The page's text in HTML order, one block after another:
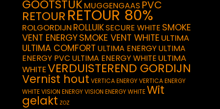
GOOTSTUKMUGGENGAAS PVC
RETOUR RETOUR 80%
ROLGORDIJN ROLLUIKSECURE WHITE SMOKE
VENT ENERGYSMOKE VENT WHITE ULTIMA
ULTIMA COMFORT ULTIMA ENERGYULTIMA
ENERGY PVC ULTIMA ENERGY WHITE ULTIMA
WHITEVERDUISTEREND GORDIJN
Vernist hout VERTICA ENERGYVERTICA ENERGY
WHITEVISION ENERGYVISION ENERGY WHITEWit
gelakt ZOZ